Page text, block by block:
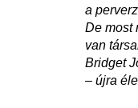
a
De most
van
Bridget
– újra